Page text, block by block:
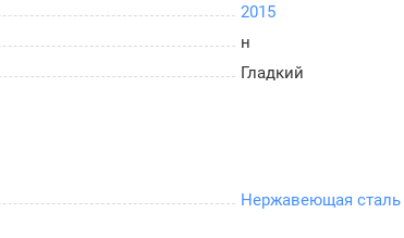
2015
н
Гладкий
Нержавеющая сталь